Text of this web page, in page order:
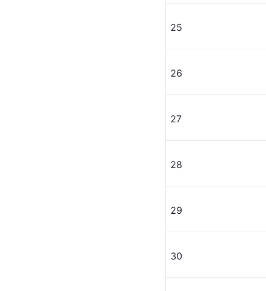
25
26
27
28
29
30